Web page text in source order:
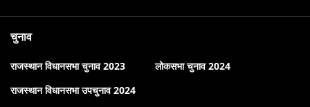
चुनाव
राजस्थान विधानसभा चुनाव 2023
लोकसभा चुनाव 2024
राजस्थान विधानसभा उपचुनाव 2024